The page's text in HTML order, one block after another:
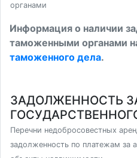
органами
Информация о наличии
таможенными органами
таможенного дела.
ЗАДОЛЖЕННОСТЬ
Перечни недобросовестных
задолженность по платежам за